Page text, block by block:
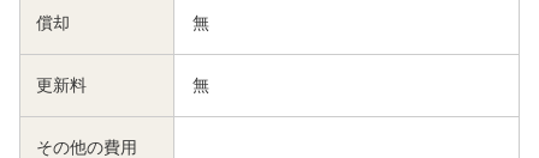
償却 無
更新料 無
その他の費用